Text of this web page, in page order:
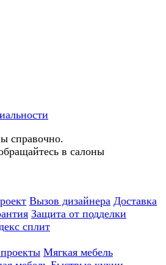
справочно.
в салоны
Вызов дизайнера Доставка
Защита от подделки
сплит
Мягкая мебель